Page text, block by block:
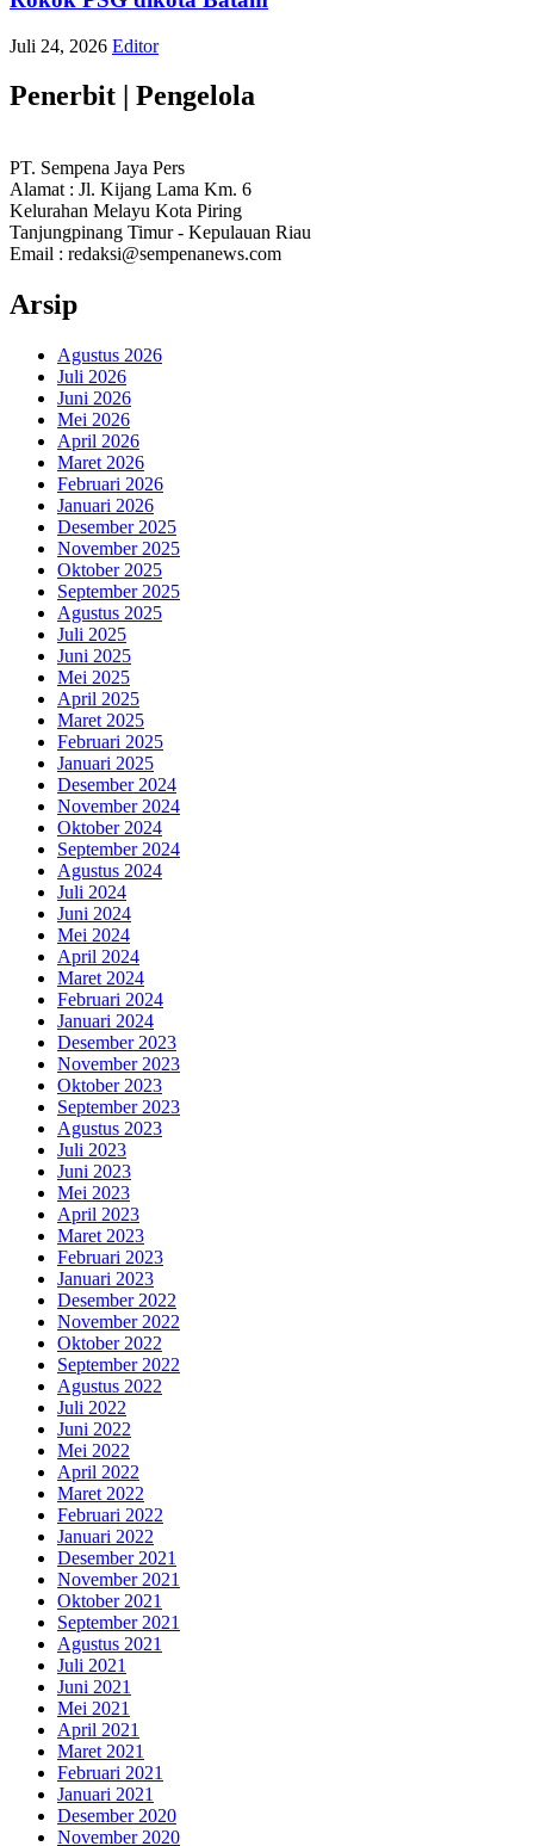
Juli 24, 2026 Editor
Penerbit | Pengelola
PT. Sempena Jaya Pers
Alamat : Jl. Kijang Lama Km. 6
Kelurahan Melayu Kota Piring
Tanjungpinang Timur - Kepulauan Riau
Email : redaksi@sempenanews.com
Arsip
Agustus 2026
Juli 2026
Juni 2026
Mei 2026
April 2026
Maret 2026
Februari 2026
Januari 2026
Desember 2025
November 2025
Oktober 2025
September 2025
Agustus 2025
Juli 2025
Juni 2025
Mei 2025
April 2025
Maret 2025
Februari 2025
Januari 2025
Desember 2024
November 2024
Oktober 2024
September 2024
Agustus 2024
Juli 2024
Juni 2024
Mei 2024
April 2024
Maret 2024
Februari 2024
Januari 2024
Desember 2023
November 2023
Oktober 2023
September 2023
Agustus 2023
Juli 2023
Juni 2023
Mei 2023
April 2023
Maret 2023
Februari 2023
Januari 2023
Desember 2022
November 2022
Oktober 2022
September 2022
Agustus 2022
Juli 2022
Juni 2022
Mei 2022
April 2022
Maret 2022
Februari 2022
Januari 2022
Desember 2021
November 2021
Oktober 2021
September 2021
Agustus 2021
Juli 2021
Juni 2021
Mei 2021
April 2021
Maret 2021
Februari 2021
Januari 2021
Desember 2020
November 2020